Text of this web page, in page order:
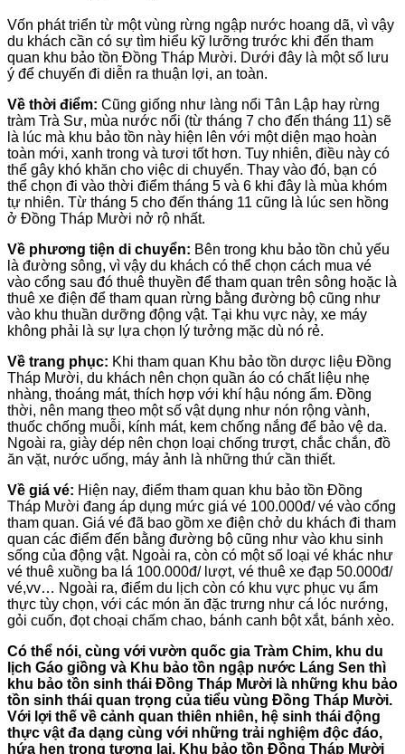
Vốn phát triển từ một vùng rừng ngập nước hoang dã, vì vậy
du khách cần có sự tìm hiểu kỹ lưỡng trước khi đến tham
quan khu bảo tồn Đồng Tháp Mười. Dưới đây là một số lưu
ý để chuyến đi diễn ra thuận lợi, an toàn.
Về thời điểm: Cũng giống như làng nổi Tân Lập hay rừng
tràm Trà Sư, mùa nước nổi (từ tháng 7 cho đến tháng 11) sẽ
là lúc mà khu bảo tồn này hiện lên với một diện mạo hoàn
toàn mới, xanh trong và tươi tốt hơn. Tuy nhiên, điều này có
thể gây khó khăn cho việc di chuyển. Thay vào đó, bạn có
thể chọn đi vào thời điểm tháng 5 và 6 khi đây là mùa khóm
tự nhiên. Từ tháng 5 cho đến tháng 11 cũng là lúc sen hồng
ở Đồng Tháp Mười nở rộ nhất.
Về phương tiện di chuyển: Bên trong khu bảo tồn chủ yếu
là đường sông, vì vậy du khách có thể chọn cách mua vé
vào cổng sau đó thuê thuyền để tham quan trên sông hoặc là
thuê xe điện để tham quan rừng bằng đường bộ cũng như
vào khu thuần dưỡng động vật. Tại khu vực này, xe máy
không phải là sự lựa chọn lý tưởng mặc dù nó rẻ.
Về trang phục: Khi tham quan Khu bảo tồn dược liệu Đồng
Tháp Mười, du khách nên chọn quần áo có chất liệu nhẹ
nhàng, thoáng mát, thích hợp với khí hậu nóng ẩm. Đồng
thời, nên mang theo một số vật dụng như nón rộng vành,
thuốc chống muỗi, kính mát, kem chống nắng để bảo vệ da.
Ngoài ra, giày dép nên chọn loại chống trượt, chắc chắn, đồ
ăn vặt, nước uống, máy ảnh là những thứ cần thiết.
Về giá vé: Hiện nay, điểm tham quan khu bảo tồn Đồng
Tháp Mười đang áp dụng mức giá vé 100.000đ/ vé vào cổng
tham quan. Giá vé đã bao gồm xe điện chở du khách đi tham
quan các điểm đến bằng đường bộ cũng như vào khu sinh
sống của động vật. Ngoài ra, còn có một số loại vé khác như
vé thuê xuồng ba lá 100.000đ/ lượt, vé thuê xe đạp 50.000đ/
vé,vv… Ngoài ra, điểm du lịch còn có khu vực phục vụ ẩm
thực tùy chọn, với các món ăn đặc trưng như cá lóc nướng,
gỏi cuốn, đọt choại chấm chao, bánh canh bột xắt, bánh xèo.
Có thể nói, cùng với vườn quốc gia Tràm Chim, khu du
lịch Gáo giồng và Khu bảo tồn ngập nước Láng Sen thì
khu bảo tồn sinh thái Đồng Tháp Mười là những khu bảo
tồn sinh thái quan trọng của tiểu vùng Đồng Tháp Mười.
Với lợi thế về cảnh quan thiên nhiên, hệ sinh thái động
thực vật đa dạng cùng với những trải nghiệm độc đáo,
hứa hẹn trong tương lai, Khu bảo tồn Đồng Tháp Mười